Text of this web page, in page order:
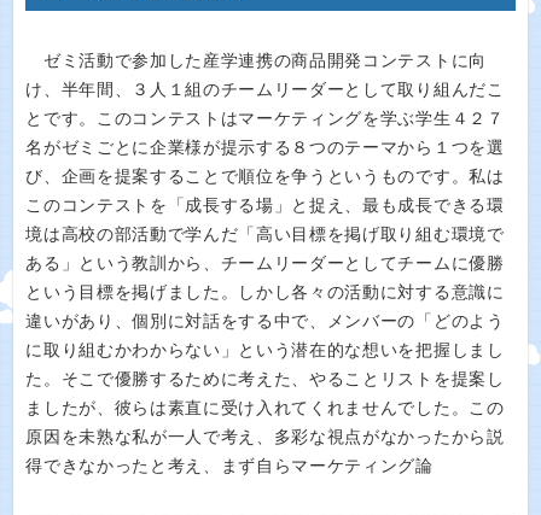
ゼミ活動で参加した産学連携の商品開発コンテストに向
け、半年間、３人１組のチームリーダーとして取り組んだこ
とです。このコンテストはマーケティングを学ぶ学生４２７
名がゼミごとに企業様が提示する８つのテーマから１つを選
び、企画を提案することで順位を争うというものです。私は
このコンテストを「成長する場」と捉え、最も成長できる環
境は高校の部活動で学んだ「高い目標を掲げ取り組む環境で
ある」という教訓から、チームリーダーとしてチームに優勝
という目標を掲げました。しかし各々の活動に対する意識に
違いがあり、個別に対話をする中で、メンバーの「どのよう
に取り組むかわからない」という潜在的な想いを把握しまし
た。そこで優勝するために考えた、やることリストを提案し
ましたが、彼らは素直に受け入れてくれませんでした。この
原因を未熟な私が一人で考え、多彩な視点がなかったから説
得できなかったと考え、まず自らマーケティング論